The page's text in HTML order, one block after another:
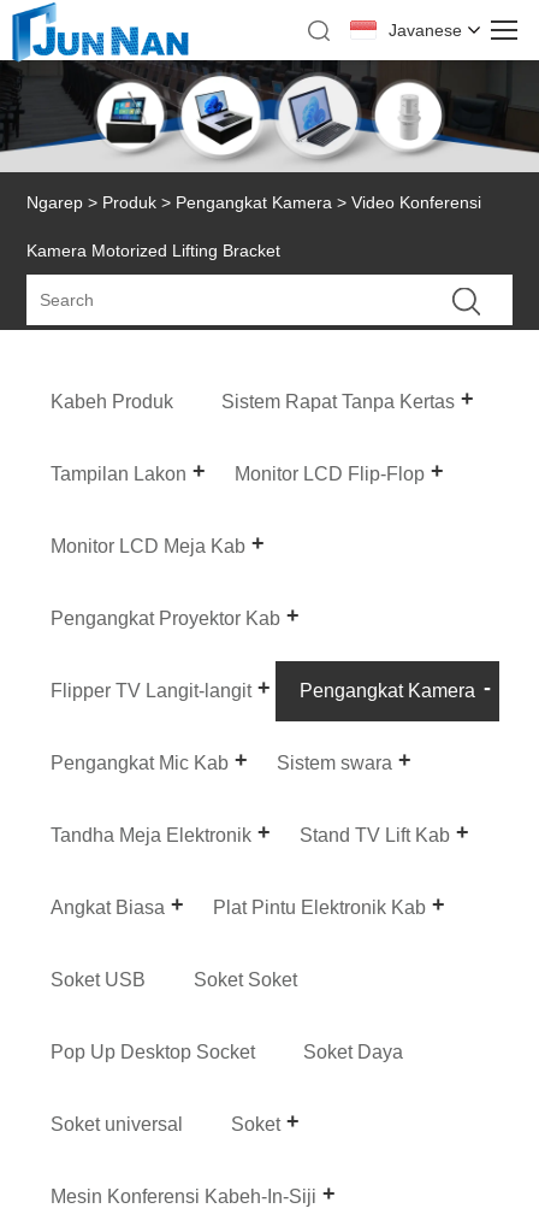
Javanese
Ngarep > Produk > Pengangkat Kamera > Video Konferensi
Kamera Motorized Lifting Bracket
Kabeh Produk Sistem Rapat Tanpa Kertas
Tampilan Lakon Monitor LCD Flip-Flop
Monitor LCD Meja Kab
Pengangkat Proyektor Kab
Flipper TV Langit-langit Pengangkat Kamera
Pengangkat Mic Kab Sistem swara
Tandha Meja Elektronik Stand TV Lift Kab
Angkat Biasa Plat Pintu Elektronik Kab
Soket USB Soket Soket
Pop Up Desktop Socket Soket Daya
Soket universal Soket
Mesin Konferensi Kabeh-In-Siji